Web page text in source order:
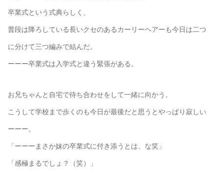
卒業式という式典らしく、
普段は降ろしている長いクセのあるカーリーヘアーも今日は二つ
に分けて三つ編みで結んだ。
ーーー卒業式は入学式と違う緊張がある。
お兄ちゃんと自宅で待ち合わせをして一緒に向かう。
こうして学校まで歩くのも今日が最後だと思うとやっぱり寂しい
ーーー。
「ーーーまさか妹の卒業式に付き添うとは、な笑」
「感極まるでしょ？（笑）」